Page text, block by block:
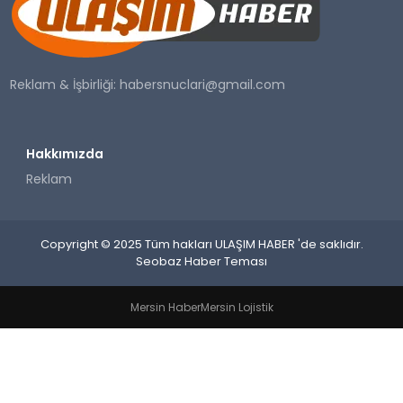
SAĞLIK
YAŞAM
Reklam & İşbirliği:habersnuclari@gmail.com
Hakkımızda
Reklam
Copyright © 2025 Tüm hakları ULAŞIM HABER 'de saklıdır.
Seobaz Haber Teması
Mersin HaberMersin Lojistik